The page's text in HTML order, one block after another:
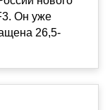
Он уже
26,5-